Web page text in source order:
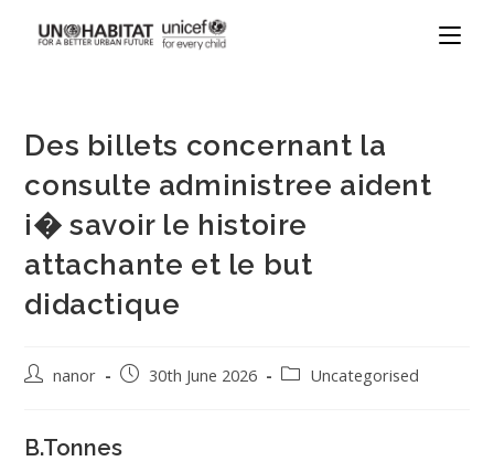
Des billets concernant la
consulte administree aident
i� savoir le histoire
attachante et le but
didactique
nanor 30th June 2026 Uncategorised
B.Tonnes